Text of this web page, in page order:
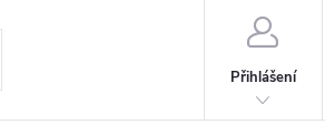
Přihlášení